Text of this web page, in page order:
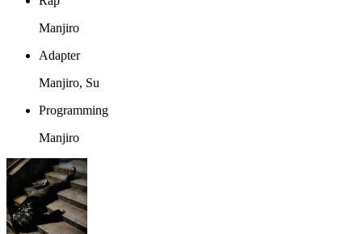
Manjiro
Adapter
Manjiro, Su
Programming
Manjiro